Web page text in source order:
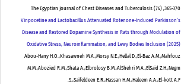
The Egyptian Journal of Chest Diseases and Tuberculosis (74) ,365-370
Vinpocetine and Lactobacillus Attenuated Rotenone-Induced Parkinson’s
Disease and Restored Dopamine Synthesis in Rats through Modulation of
Oxidative Stress, Neuroinflammation, and Lewy Bodies Inclusion (2025)
Abou-Hany H.O.,Khasawneh M.A.,Morsy N.E.,Hellal D.,El-Baz A.M.,Mahfouz
M.M.,Abozied R.M.,Shata A.,Elbrolosy B.M.,AlShehri M.A.,ElSaid Z.H.,Negm
S.,Saifeldeen E.R.,Hassan H.M.,Haleem A.A.,El-kott A.F.